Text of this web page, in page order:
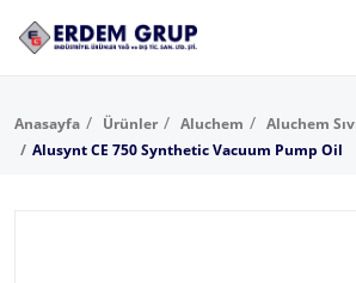
Anasayfa Ürünler Aluchem
Aluchem
Alusynt CE 750 Synthetic Vacuum Pump Oil